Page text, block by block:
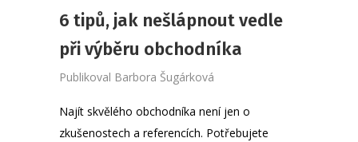
6 tipů, jak nešlápnout vedle
při výběru obchodníka
Publikoval Barbora Šugárková
Najít skvělého obchodníka není jen o
zkušenostech a referencích. Potřebujete